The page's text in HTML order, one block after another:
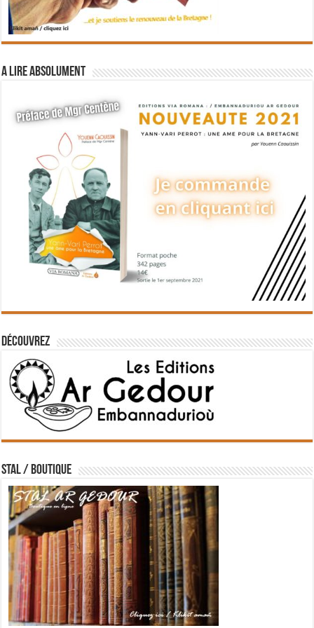
A lire absolument
Découvrez
STAL / BOUTIQUE